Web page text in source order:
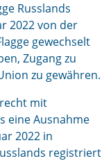
Russlands
2022 von der
gewechselt
Zugang zu
zu gewähren.
mit
eine Ausnahme
2022 in
registriert